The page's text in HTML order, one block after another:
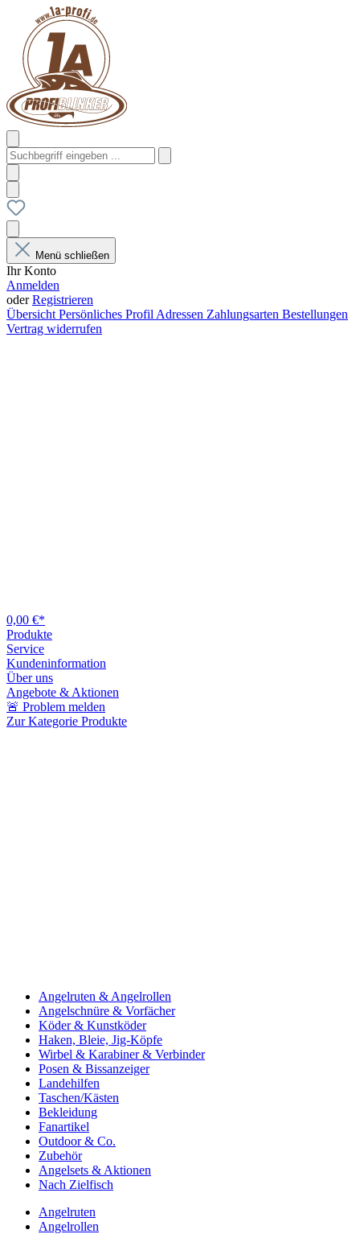
Menü schließen
Ihr Konto
Anmelden
oderRegistrieren
Übersicht Persönliches Profil Adressen Zahlungsarten Bestellungen
Vertrag widerrufen
0,00 €*
Produkte
Service
Kundeninformation
Über uns
Angebote & Aktionen
🚨 Problem melden
Zur Kategorie Produkte
Angelruten & Angelrollen
Angelschnüre & Vorfächer
Köder & Kunstköder
Haken, Bleie, Jig-Köpfe
Wirbel & Karabiner & Verbinder
Posen & Bissanzeiger
Landehilfen
Taschen/Kästen
Bekleidung
Fanartikel
Outdoor & Co.
Zubehör
Angelsets & Aktionen
Nach Zielfisch
Angelruten
Angelrollen